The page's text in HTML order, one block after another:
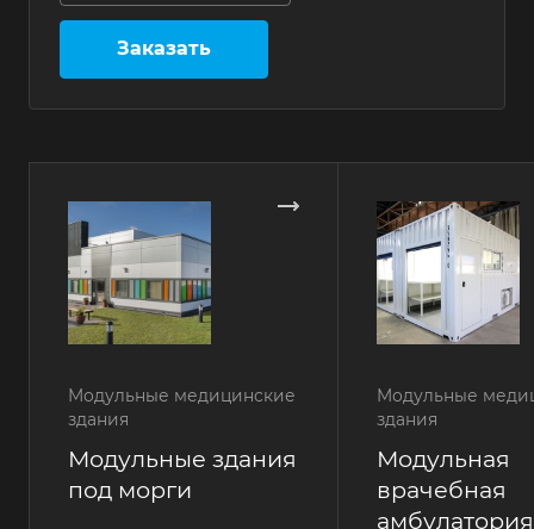
Заказать
Модульные медицинские
здания
Модульные здания
под морги
Модульные
здания
Модульная
врачебная
амбулатория